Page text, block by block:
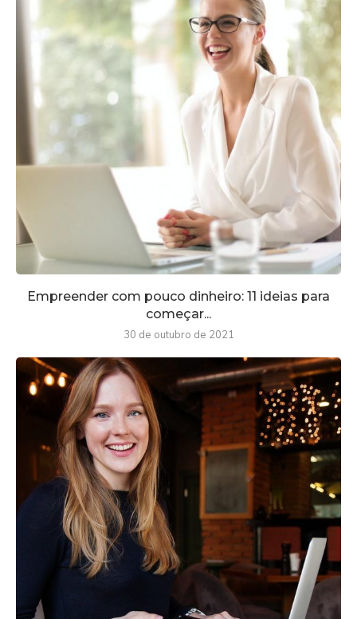
Empreender com pouco dinheiro: 11 ideias para
começar...
30 de outubro de 2021